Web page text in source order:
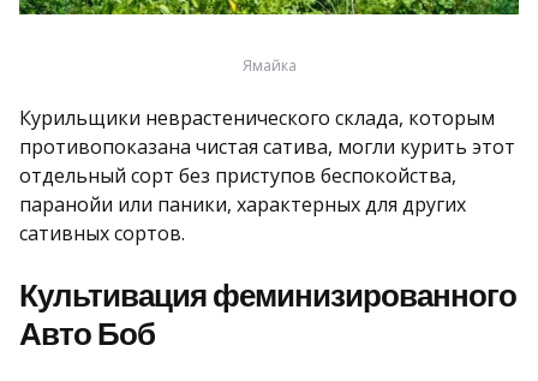
Ямайка
Курильщики неврастенического склада, которым
противопоказана чистая сатива, могли курить этот
отдельный сорт без приступов беспокойства,
паранойи или паники, характерных для других
сативных сортов.
Культивация феминизированного
Авто Боб